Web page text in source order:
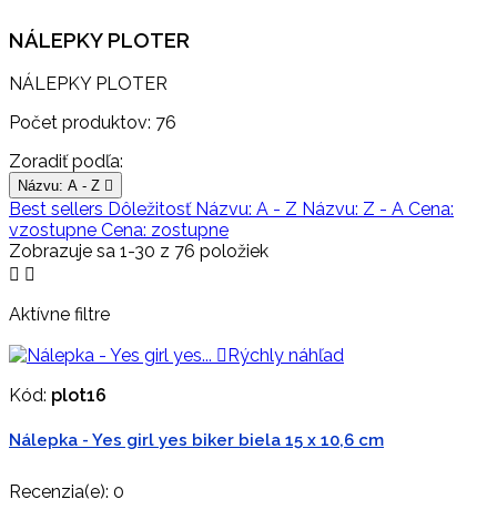
NÁLEPKY PLOTER
NÁLEPKY PLOTER
Počet produktov: 76
Zoradiť podľa:
Názvu: A - Z 
Best sellers Dôležitosť Názvu: A - Z Názvu: Z - A Cena:
vzostupne Cena: zostupne
Zobrazuje sa 1-30 z 76 položiek
 
Aktívne filtre
Rýchly náhľad
Kód: plot16
Nálepka - Yes girl yes biker biela 15 x 10,6 cm
Recenzia(e): 0